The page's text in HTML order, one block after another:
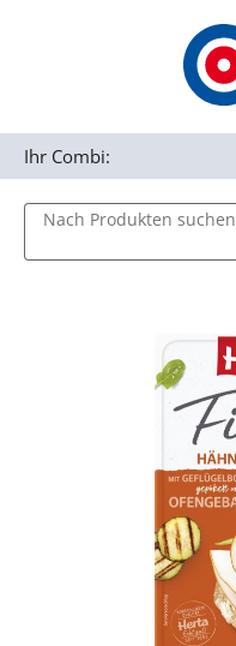
Zur Navigation springen
Nach Produkten suchen
Ihr Combi: